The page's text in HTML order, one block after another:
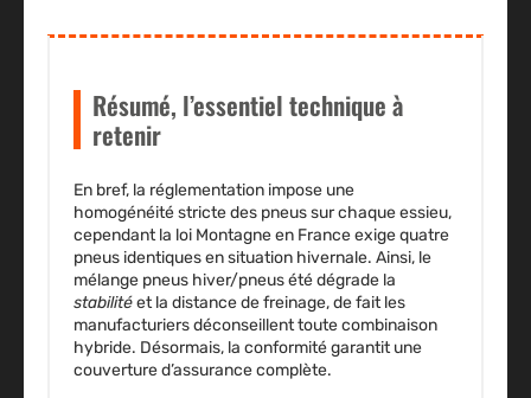
Résumé, l’essentiel technique à
retenir
En bref, la réglementation impose une
homogénéité strictedes pneus sur chaque essieu,
cependant la loi Montagne en France exige quatre
pneus identiques en situation hivernale. Ainsi, le
mélange pneus hiver/pneus été dégrade la
stabilitéet la distance de freinage, de fait les
manufacturiers déconseillent toute combinaison
hybride. Désormais, la conformité garantit une
couverture d’assurance complète.